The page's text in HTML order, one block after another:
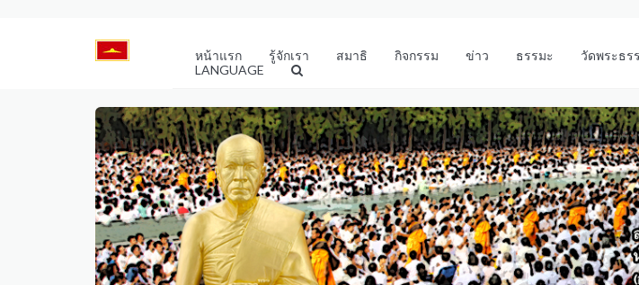
หน้าแรก รู้จักเรา สมาธิ กิจกรรม ข่าว ธรรมะ วัดพระธร
LANGUAGE